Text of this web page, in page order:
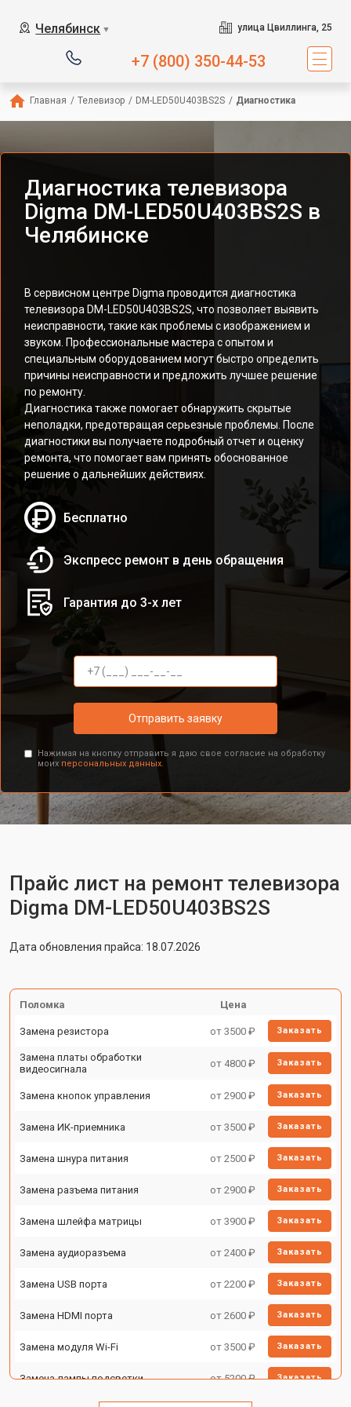
Челябинск ▼ улица Цвиллинга, 25
+7 (800) 350-44-53
Главная / Телевизор / DM-LED50U403BS2S / Диагностика
Диагностика телевизора
Digma DM-LED50U403BS2S в
Челябинске
В сервисном центре Digma проводится диагностика
телевизора DM-LED50U403BS2S, что позволяет выявить
неисправности, такие как проблемы с изображением и
звуком. Профессиональные мастера с опытом и
специальным оборудованием могут быстро определить
причины неисправности и предложить лучшее решение
по ремонту.
Диагностика также помогает обнаружить скрытые
неполадки, предотвращая серьезные проблемы. После
диагностики вы получаете подробный отчет и оценку
ремонта, что помогает вам принять обоснованное
решение о дальнейших действиях.
Бесплатно
Экспресс ремонт в день обращения
Гарантия до 3-х лет
Отправить заявку
Нажимая на кнопку отправить я даю свое согласие на обработку
моих персональных данных.
Прайс лист на ремонт телевизора
Digma DM-LED50U403BS2S
Дата обновления прайса: 18.07.2026
Поломка Цена
Замена резистора от 3500 ₽ Заказать
Замена платы обработки
видеосигнала
от 4800 ₽ Заказать
Замена кнопок управления от 2900 ₽ Заказать
Замена ИК-приемника от 3500 ₽ Заказать
Замена шнура питания от 2500 ₽ Заказать
Замена разъема питания от 2900 ₽ Заказать
Замена шлейфа матрицы от 3900 ₽ Заказать
Замена аудиоразъема от 2400 ₽ Заказать
Замена USB порта от 2200 ₽ Заказать
Замена HDMI порта от 2600 ₽ Заказать
Замена модуля Wi-Fi от 3500 ₽ Заказать
Замена лампы подсветки от 5200 ₽ Заказать